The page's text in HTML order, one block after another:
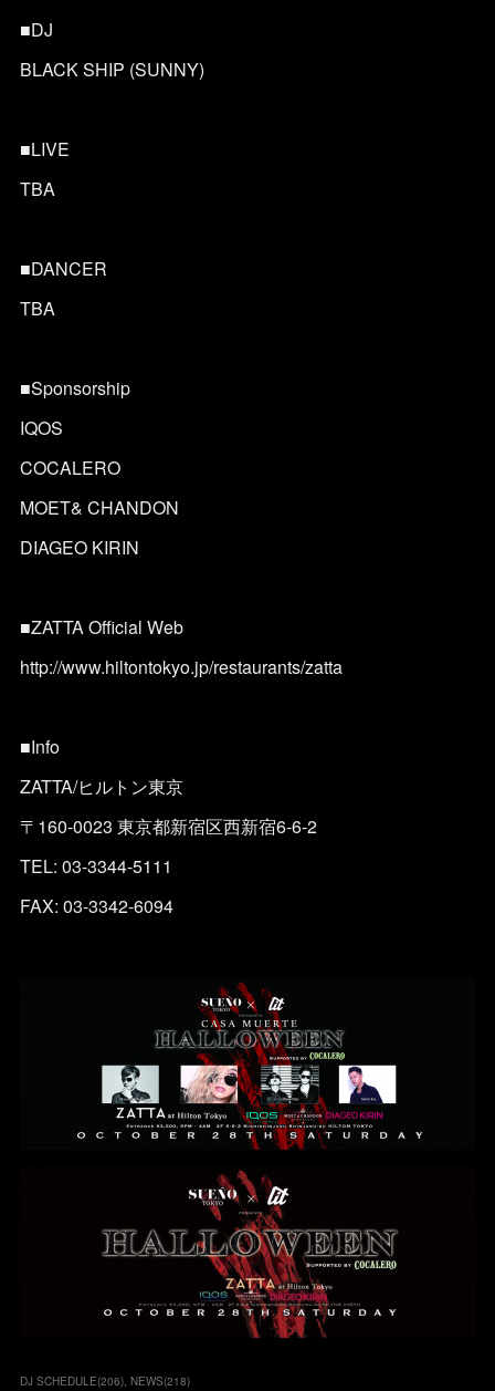
■DJ
BLACK SHIP (SUNNY)
■LIVE
TBA
■DANCER
TBA
■Sponsorship
IQOS
COCALERO
MOET& CHANDON
DIAGEO KIRIN
■ZATTA Official Web
http://www.hiltontokyo.jp/restaurants/zatta
■Info
ZATTA/ヒルトン東京
〒160-0023 東京都新宿区西新宿6-6-2
TEL: 03-3344-5111
FAX: 03-3342-6094
DJ SCHEDULE(206) NEWS(218)